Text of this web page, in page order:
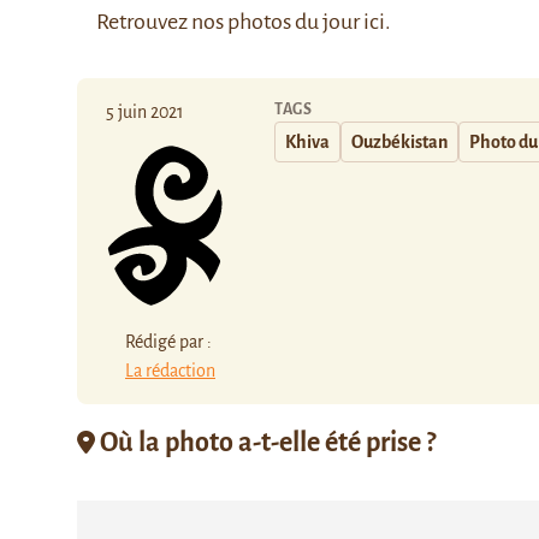
Retrouvez nos photos du jourici.
5 juin 2021
Rédigé par :
La rédaction
TAGS
Khiva Ouzbékistan Photo
Où la photo a-t-elle été prise ?